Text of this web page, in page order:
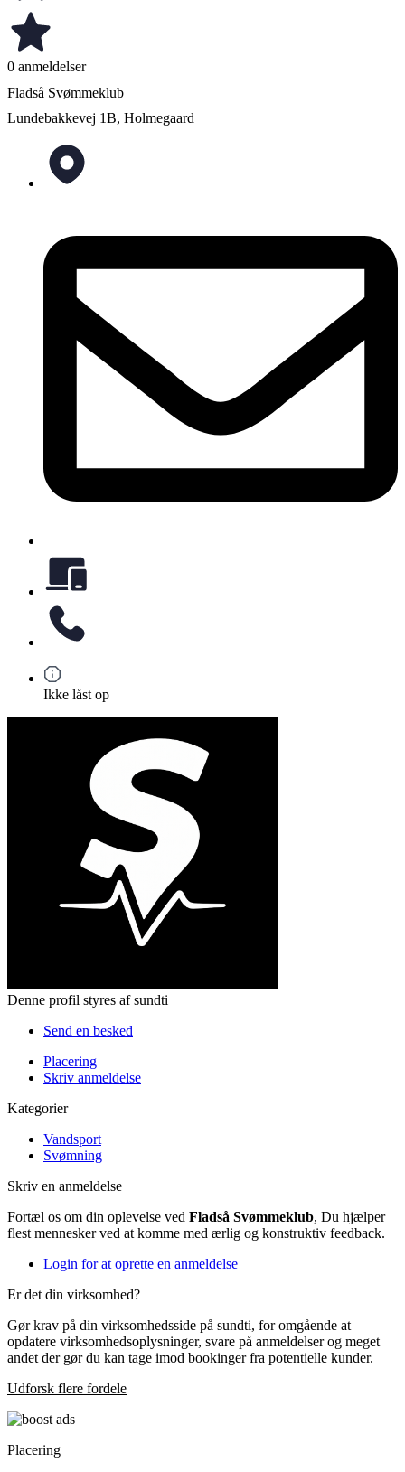
0 anmeldelser
Fladså Svømmeklub
Lundebakkevej 1B, Holmegaard
Ikke låst op
Denne profil styres af sundti
Send en besked
Placering
Skriv anmeldelse
Kategorier
Vandsport
Svømning
Skriv en anmeldelse
Fortæl os om din oplevelse ved Fladså Svømmeklub, Du hjælper
flest mennesker ved at komme med ærlig og konstruktiv feedback.
Login for at oprette en anmeldelse
Er det din virksomhed?
Gør krav på din virksomhedsside på sundti, for omgående at
opdatere virksomhedsoplysninger, svare på anmeldelser og meget
andet der gør du kan tage imod bookinger fra potentielle kunder.
Udforsk flere fordele
Placering